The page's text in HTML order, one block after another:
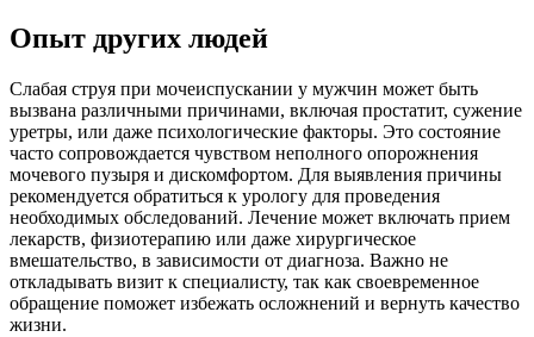
Опыт других людей
Слабая струя при мочеиспускании у мужчин может быть
вызвана различными причинами, включая простатит, сужение
уретры, или даже психологические факторы. Это состояние
часто сопровождается чувством неполного опорожнения
мочевого пузыря и дискомфортом. Для выявления причины
рекомендуется обратиться к урологу для проведения
необходимых обследований. Лечение может включать прием
лекарств, физиотерапию или даже хирургическое
вмешательство, в зависимости от диагноза. Важно не
откладывать визит к специалисту, так как своевременное
обращение поможет избежать осложнений и вернуть качество
жизни.